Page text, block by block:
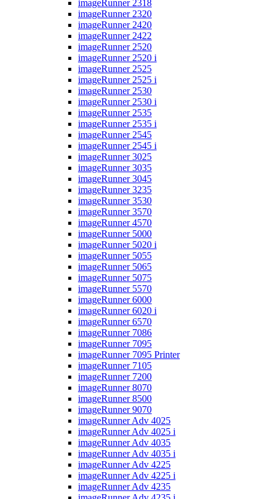
imageRunner 2318
imageRunner 2320
imageRunner 2420
imageRunner 2422
imageRunner 2520
imageRunner 2520 i
imageRunner 2525
imageRunner 2525 i
imageRunner 2530
imageRunner 2530 i
imageRunner 2535
imageRunner 2535 i
imageRunner 2545
imageRunner 2545 i
imageRunner 3025
imageRunner 3035
imageRunner 3045
imageRunner 3235
imageRunner 3530
imageRunner 3570
imageRunner 4570
imageRunner 5000
imageRunner 5020 i
imageRunner 5055
imageRunner 5065
imageRunner 5075
imageRunner 5570
imageRunner 6000
imageRunner 6020 i
imageRunner 6570
imageRunner 7086
imageRunner 7095
imageRunner 7095 Printer
imageRunner 7105
imageRunner 7200
imageRunner 8070
imageRunner 8500
imageRunner 9070
imageRunner Adv 4025
imageRunner Adv 4025 i
imageRunner Adv 4035
imageRunner Adv 4035 i
imageRunner Adv 4225
imageRunner Adv 4225 i
imageRunner Adv 4235